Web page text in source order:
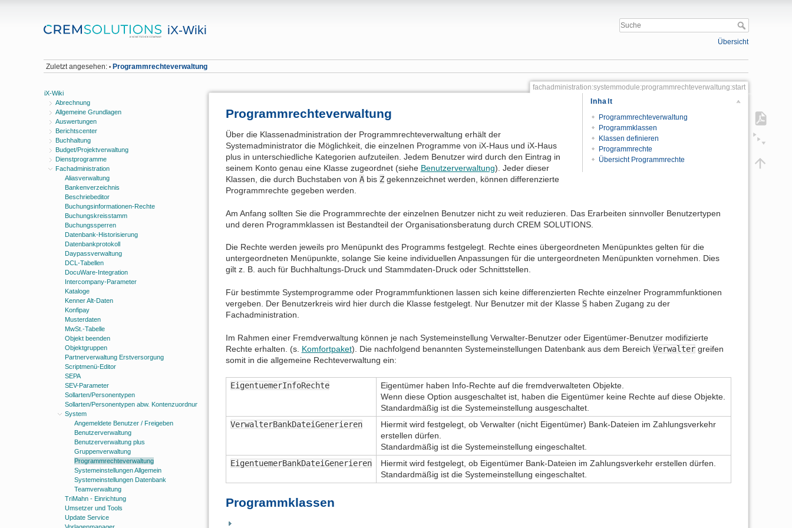
iX-Wiki
Übersicht
Zuletzt angesehen: • Programmrechteverwaltung
iX-Wiki
Abrechnung
Allgemeine Grundlagen
Auswertungen
Berichtscenter
Buchhaltung
Budget/Projektverwaltung
Dienstprogramme
Fachadministration
Aliasverwaltung
Bankenverzeichnis
Beschriebeditor
Buchungsinformationen-Rechte
Buchungskreisstamm
Buchungssperren
Datenbank-Historisierung
Datenbankprotokoll
Daypassverwaltung
DCL-Tabellen
DocuWare-Integration
Intercompany-Parameter
Kataloge
Kenner Alt-Daten
Konfipay
Musterdaten
MwSt.-Tabelle
Objekt beenden
Objektgruppen
Partnerverwaltung Erstversorgung
Scriptmenü-Editor
SEPA
SEV-Parameter
Sollarten/Personentypen
Sollarten/Personentypen abw. Kontenzuordnungen
System
Angemeldete Benutzer / Freigeben
Benutzerverwaltung
Benutzerverwaltung plus
Gruppenverwaltung
Programmrechteverwaltung
Systemeinstellungen Allgemein
Systemeinstellungen Datenbank
Teamverwaltung
TriMahn - Einrichtung
Umsetzer und Tools
Update Service
fachadministration:systemmodule:programmrechteverwaltung:start
Inhalt
Programmrechteverwaltung
Programmklassen
Klassen definieren
Programmrechte
Übersicht Programmrechte
Programmrechteverwaltung
Über die Klassenadministration der Programmrechteverwaltung erhält der
Systemadministrator die Möglichkeit, die einzelnen Programme von iX-Haus und iX-Haus
plus in unterschiedliche Kategorien aufzuteilen. Jedem Benutzer wird durch den Eintrag in
seinem Konto genau eine Klasse zugeordnet (siehe Benutzerverwaltung). Jeder dieser
Klassen, die durch Buchstaben von Abis Zgekennzeichnet werden, können differenzierte
Programmrechte gegeben werden.
Am Anfang sollten Sie die Programmrechte der einzelnen Benutzer nicht zu weit reduzieren. Das Erarbeiten sinnvoller Benutzertypen
und deren Programmklassen ist Bestandteil der Organisationsberatung durch CREM SOLUTIONS.
Die Rechte werden jeweils pro Menüpunkt des Programms festgelegt. Rechte eines übergeordneten Menüpunktes gelten für die
untergeordneten Menüpunkte, solange Sie keine individuellen Anpassungen für die untergeordneten Menüpunkten vornehmen. Dies
gilt z. B. auch für Buchhaltungs-Druck und Stammdaten-Druck oder Schnittstellen.
Für bestimmte Systemprogramme oder Programmfunktionen lassen sich keine differenzierten Rechte einzelner Programmfunktionen
vergeben. Der Benutzerkreis wird hier durch die Klasse festgelegt. Nur Benutzer mit der Klasse Shaben Zugang zu der
Fachadministration.
Im Rahmen einer Fremdverwaltung können je nach Systemeinstellung Verwalter-Benutzer oder Eigentümer-Benutzer modifizierte
Rechte erhalten. (s. Komfortpaket). Die nachfolgend benannten Systemeinstellungen Datenbank aus dem Bereich Verwaltergreifen
somit in die allgemeine Rechteverwaltung ein:
EigentuemerInfoRechte
Eigentümer haben Info-Rechte auf die fremdverwalteten Objekte.
Wenn diese Option ausgeschaltet ist, haben die Eigentümer keine Rechte auf diese Objekte.
Standardmäßig ist die Systemeinstellung ausgeschaltet.
VerwalterBankDateiGenerieren
Hiermit wird festgelegt, ob Verwalter (nicht Eigentümer) Bank-Dateien im Zahlungsverkehr
erstellen dürfen.
Standardmäßig ist die Systemeinstellung eingeschaltet.
EigentuemerBankDateiGenerieren
Hiermit wird festgelegt, ob Eigentümer Bank-Dateien im Zahlungsverkehr erstellen dürfen.
Standardmäßig ist die Systemeinstellung eingeschaltet.
Programmklassen